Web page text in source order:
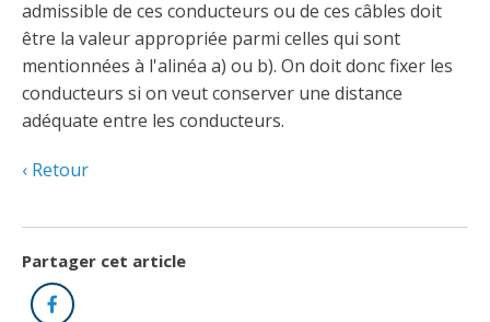
Outils pratiques
Déposer une plainte
Outils contre les tactiques illégales
Inspection des travaux électriques
Tarifs et contre-tarifs douaniers
Outils pratiques
Petites annonces
Formulaires, guides et autres documents
informatifs
Foire aux questions sur la qualification
professionnelle
lien
dans
une
nouvelle
Logo et normes graphiques
Annonces et publications
Événements
Formations continue obligatoire
Obligation de formation des répondants
Suivre et déclarer ses heures de formations
Foire aux questions obligation de formation des
répondants
admissible de ces conducteurs ou de ces câbles doit
être la valeur appropriée parmi celles qui sont
mentionnées à l'alinéa a) ou b). On doit donc fixer les
conducteurs si on veut conserver une distance
adéquate entre les conducteurs.
Retour
Partager cet article
Facebook